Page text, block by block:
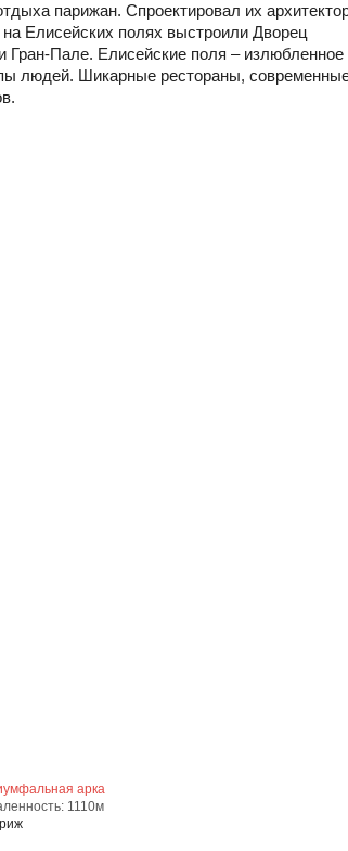
парижан. Спроектировал их
Елисейских полях выстроили Дворец
Пале. Елисейские поля – излюбленное
людей. Шикарные рестораны,
арка
1110м